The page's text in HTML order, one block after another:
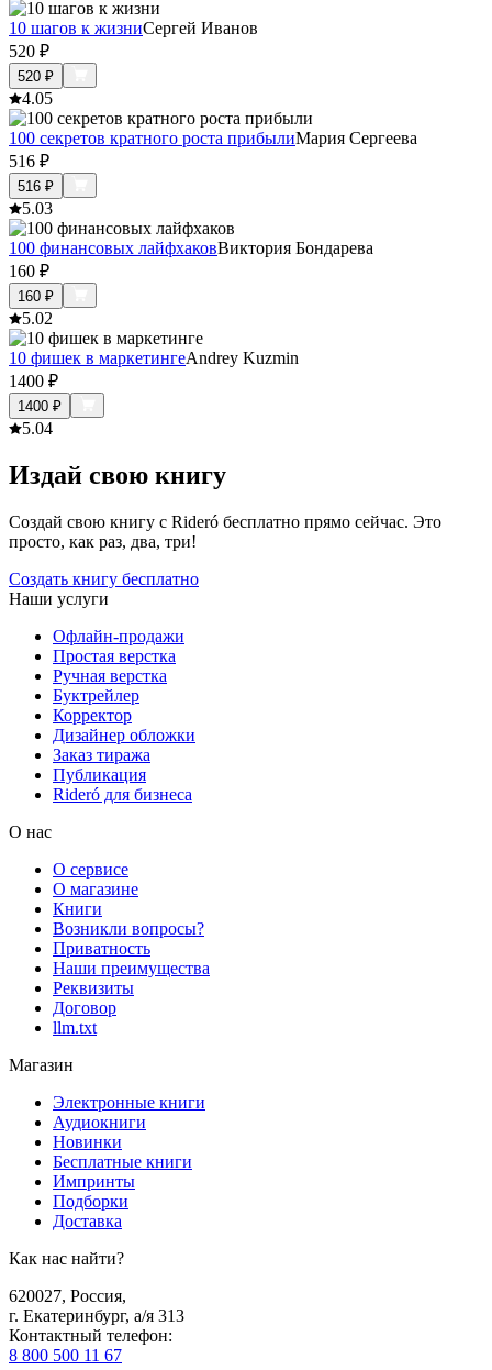
10 шагов к жизниСергей Иванов
520 ₽
520 ₽
4.05
100 секретов кратного роста прибылиМария Сергеева
516 ₽
516 ₽
5.03
100 финансовых лайфхаковВиктория Бондарева
160 ₽
160 ₽
5.02
10 фишек в маркетингеAndrey Kuzmin
1400 ₽
1400 ₽
5.04
Издай свою книгу
Создай свою книгу с Rideró бесплатно прямо сейчас. Это
просто, как раз, два, три!
Создать книгу бесплатно
Наши услуги
Офлайн-продажи
Простая верстка
Ручная верстка
Буктрейлер
Корректор
Дизайнер обложки
Заказ тиража
Публикация
Rideró для бизнеса
О нас
О сервисе
О магазине
Книги
Возникли вопросы?
Приватность
Наши преимущества
Реквизиты
Договор
llm.txt
Магазин
Электронные книги
Аудиокниги
Новинки
Бесплатные книги
Импринты
Подборки
Доставка
Как нас найти?
620027, Россия,
г. Екатеринбург, а/я 313
Контактный телефон:
8 800 500 11 67